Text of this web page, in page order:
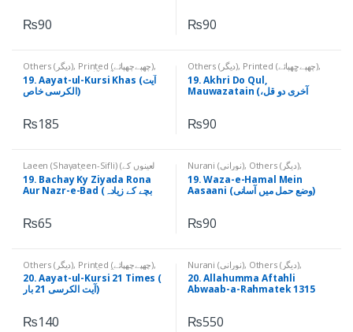
₨90 ₨90
Others (دیگر), Printed (چھپےچھپائے),
Qurani Aayaat (قرآنی آیات)
19. Aayat-ul-Kursi Khas (آیت
الکرسی خاص)
₨185
Others (دیگر), Printed (چھپےچھپائے),
Qurani Suratain (قرآنی سورتیں)
19. Akhri Do Qul,
Mauwazatain (آخری دو قل،
₨90
Laeen (Shayateen-Sifli) (لعینوں کے
نام) , ,Printed
(چھپےچھپائے)
19. Bachay Ky Ziyada Rona
Aur Nazr-e-Bad (بچے کے زیادہ
₨65
Nurani (نورانی), Others (دیگر),
19. Waza-e-Hamal Mein
Aasaani (وضع حمل میں آسانی)
₨90
Others (دیگر), Printed (چھپےچھپائے),
Qurani Aayaat (قرآنی آیات)
20. Aayat-ul-Kursi 21 Times (
آیت الکرسی 21 بار)
₨140
Nurani (نورانی), Others (دیگر),
Printed (چھپےچھپائے)
20. Allahumma Aftahli
Abwaab-a-Rahmatek 1315
₨550